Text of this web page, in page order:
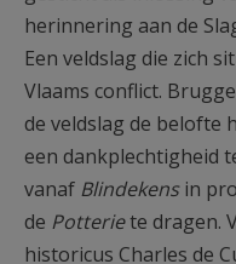
herinnering aan de
Een veldslag die zich
Vlaams conflict.
de veldslag de belofte
een dankplechtigheid
vanaf Blindekensin
de Potteriete dragen.
historicus Charles de